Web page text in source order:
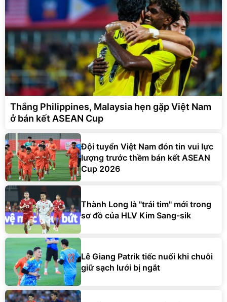
Thắng Philippines, Malaysia hẹn gặp Việt Nam
ở bán kết ASEAN Cup
Đội tuyển Việt Nam đón tin vui lực
lượng trước thềm bán kết ASEAN
Cup 2026
Thành Long là "trái tim" mới trong
sơ đồ của HLV Kim Sang-sik
Lê Giang Patrik tiếc nuối khi chuỗi
giữ sạch lưới bị ngắt